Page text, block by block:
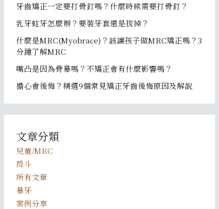
牙齒矯正一定要打骨釘嗎？什麼時候需要打骨釘？
乳牙蛀牙怎麼辦？要裝牙套還是拔掉？
什麼是MRC(Myobrace)？該讓孩子做MRC矯正嗎？3
分鐘了解MRC
嘴凸是因為骨暴嗎？不矯正會有什麼影響嗎？
擔心會後悔？精選9個常見矯正牙齒後悔原因及解說
文章分類
兒童/MRC
戽斗
所有文章
暴牙
案例分享